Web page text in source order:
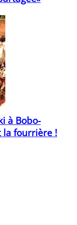
à Bobo-
la fourrière !